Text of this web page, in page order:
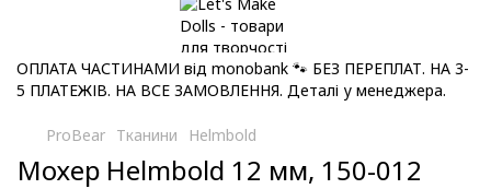
ОПЛАТА ЧАСТИНАМИ від monobank 🐾 БЕЗ ПЕРЕПЛАТ. НА 3-
5 ПЛАТЕЖІВ. НА ВСЕ ЗАМОВЛЕННЯ. Деталі у менеджера.
ProBear Тканини Helmbold
Мохер Helmbold 12 мм, 150-012